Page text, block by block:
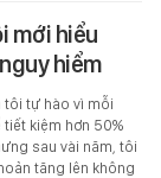
mới hiểu
hiểm
tôi tự hào vì mỗi
kiệm hơn 50%
sau vài năm, tôi
tăng lên không